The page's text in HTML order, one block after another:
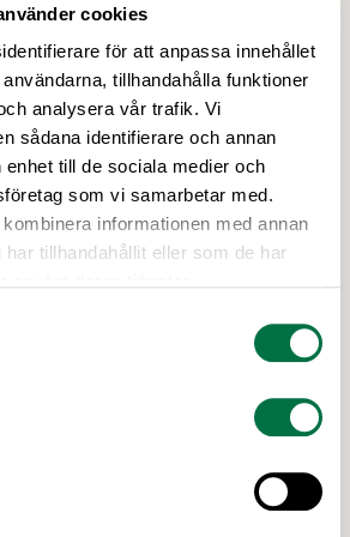
cookies
för att anpassa innehållet
tillhandahålla funktioner
analysera vår trafik. Vi
sådana identifierare och annan
enhet till de sociala medier och
som vi samarbetar med.
informationen med annan
tillhandahållit eller som de har
lagstiftning för
–
vägledning för PPWR, nya
mineraloljor i livsmedel och en
svenska Förpacknings- och
PPWR (EU)